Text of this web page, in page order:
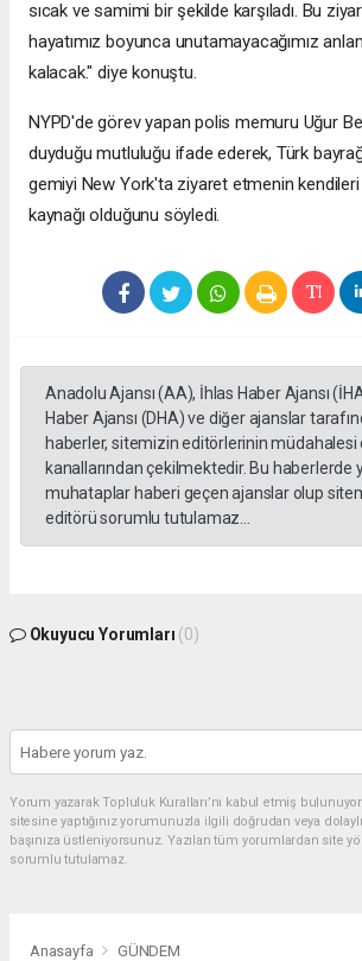
sıcak ve samimi bir şekilde karşıladı. Bu
hayatımız boyunca unutamayacağımız
kalacak." diye konuştu.
NYPD'de görev yapan polis memuru Uğur
duyduğu mutluluğu ifade ederek, Türk
gemiyi New York'ta ziyaret etmenin kendileri
kaynağı olduğunu söyledi.
Anadolu Ajansı (AA), İhlas Haber Ajansı
Haber Ajansı (DHA) ve diğer ajanslar
haberler, sitemizin editörlerinin müdahalesi
kanallarından çekilmektedir. Bu haberlerde
muhataplar haberi geçen ajanslar olup
editörü sorumlu tutulamaz...
Okuyucu Yorumları (0)
Yorum yazarak Topluluk Kuralları’nı kabul etmiş
sitesine yaptığınız yorumunuzla ilgili doğrudan veya
başınıza üstleniyorsunuz. Yazılan tüm yorumlardan site
sorumlu tutulamaz.
Anasayfa GÜNDEM